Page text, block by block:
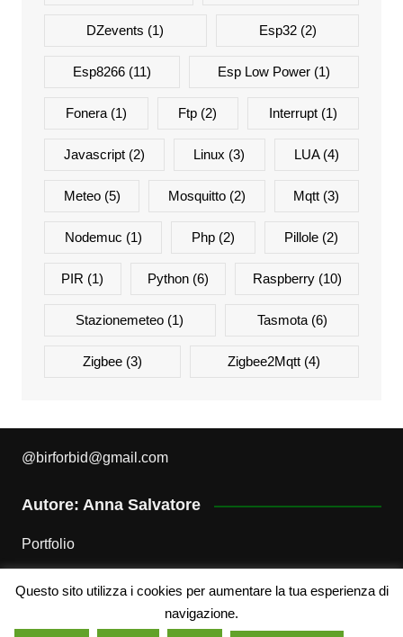
DZevents (1) Esp32(2)
Esp8266(11) Esp Low Power (1)
Fonera(1) Ftp (2) Interrupt (1)
Javascript (2) Linux (3) LUA(4)
Meteo(5) Mosquitto(2) Mqtt (3)
Nodemuc (1) Php(2) Pillole (2)
PIR (1) Python(6) Raspberry(10)
Stazionemeteo (1) Tasmota(6)
Zigbee(3) Zigbee2Mqtt (4)
@birforbid@gmail.com
Autore: Anna Salvatore
Portfolio
Attribuzione – Non Commerciale – Non opere derivate
Questo sito utilizza i cookies per aumentare la tua esperienza di
navigazione.